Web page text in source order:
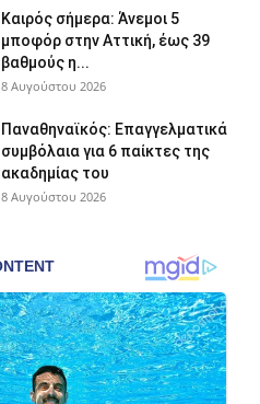
Καιρός σήμερα: Άνεμοι 5
μποφόρ στην Αττική, έως 39
βαθμούς η...
8 Αυγούστου 2026
Παναθηναϊκός: Επαγγελματικά
συμβόλαια για 6 παίκτες της
ακαδημίας του
8 Αυγούστου 2026